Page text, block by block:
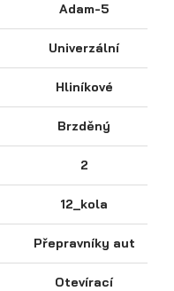
Adam-5
Univerzální
Hliníkové
Brzděný
2
12_kola
Přepravníky aut
Otevírací